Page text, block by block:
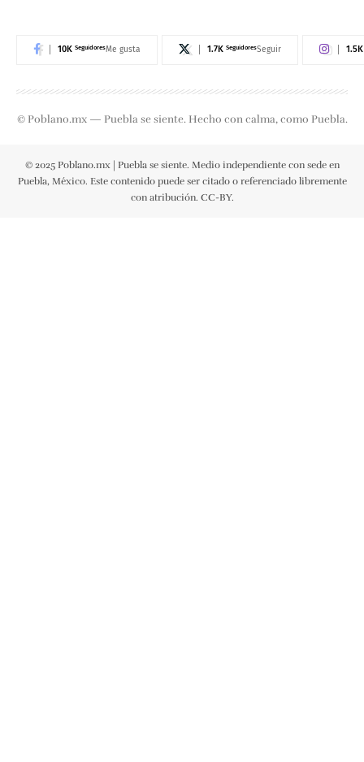
10K SeguidoresMe gusta 1.7K SeguidoresSeguir 1.5K
© Poblano.mx — Puebla se siente. Hecho con calma, como Puebla.
© 2025 Poblano.mx | Puebla se siente. Medio independiente con sede en
Puebla, México. Este contenido puede ser citado o referenciado libremente
con atribución. CC-BY.